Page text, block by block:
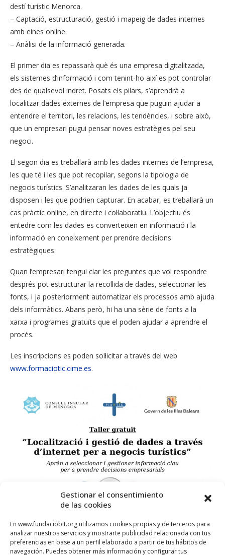
Gestionar el consentimiento
de las cookies
En www.fundaciobit.org utilizamos cookies propias y de terceros para
analizar nuestros servicios y mostrarte publicidad relacionada con tus
preferencias en base a un perfil elaborado a partir de tus hábitos de
navegación. Puedes obtener más información y configurar tus
destí turístic Menorca.
– Captació, estructuració, gestió i mapeig de dades internes
amb eines online.
– Anàlisi de la informació generada.
El primer dia es repassarà què és una empresa digitalitzada,
els sistemes d’informació i com tenint-ho així es pot controlar
des de qualsevol indret. Posats els pilars, s’aprendrà a
localitzar dades externes de l’empresa que puguin ajudar a
entendre el territori, les relacions, les tendències, i sobre això,
que un empresari pugui pensar noves estratègies pel seu
negoci.
El segon dia es treballarà amb les dades internes de l’empresa,
les que té i les que pot recopilar, segons la tipologia de
negocis turístics. S’analitzaran les dades de les quals ja
disposen i les que podrien capturar. En acabar, es treballarà un
cas pràctic online, en directe i col·laboratiu. L’objectiu és
entedre com les dades es converteixen en informació i la
informació en coneixement per prendre decisions
estratègiques.
Quan l’empresari tengui clar les preguntes que vol respondre
després pot estructurar la recollida de dades, seleccionar les
fonts, i ja posteriorment automatizar els processos amb ajuda
dels informàtics. Abans però, hi ha una sèrie de fonts a la
xarxa i programes gratuïts que el poden ajudar a aprendre el
procés.
Les inscripcions es poden sol·licitar a través del web
www.formaciotic.cime.es.